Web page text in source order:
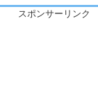
スポンサーリンク